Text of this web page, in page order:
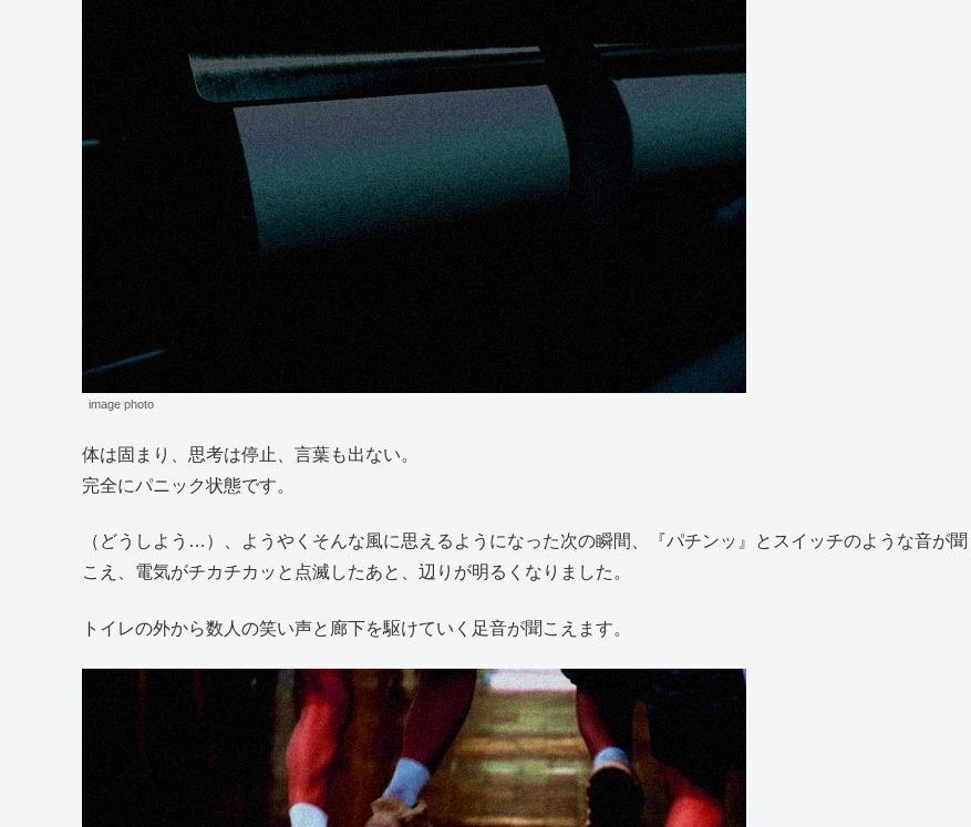
image photo
体は固まり、思考は停止、言葉も出ない。
完全にパニック状態です。
（どうしよう…）、ようやくそんな風に思えるようになった次の瞬間、『パチンッ』とスイッチのような音が聞
トイレの外から数人の笑い声と廊下を駆けていく足音が聞こえます。